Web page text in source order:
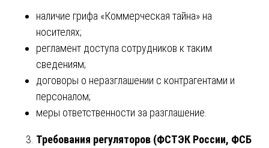
наличие грифа «Коммерческая тайна» на
носителях;
регламент доступа сотрудников к таким
сведениям;
договоры о неразглашении с контрагентами и
персоналом;
меры ответственности за разглашение.
Требования регуляторов (ФСТЭК России, ФСБ